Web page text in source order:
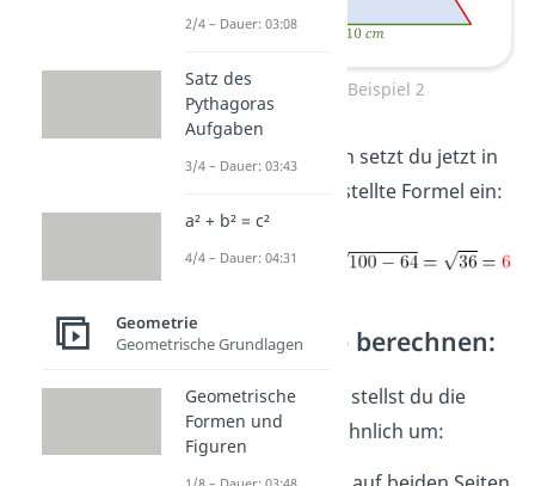
a²+b²=c² Beispiel 2
Die beiden Zahlen setzt du jetzt in
umgestellte Formel ein:
3. Kathete bberechnen:
Für die Kathete
stellst du die
Gleichung ganz ähnlich um:
2/4 – Dauer: 03:08
Satz des
Pythagoras
Aufgaben
3/4 – Dauer: 03:43
a² + b² = c²
4/4 – Dauer: 04:31
Geometrie
Geometrische Grundlagen
Geometrische
Formen und
Figuren